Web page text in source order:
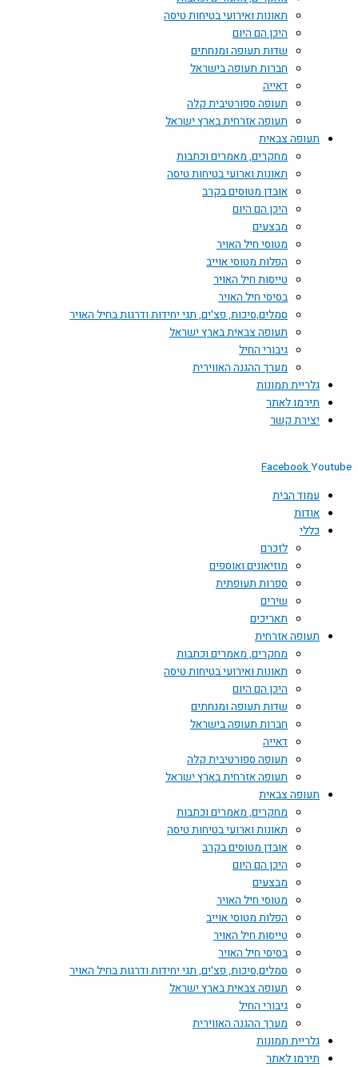
תאונות ואירועי בטיחות טיסה
היכן הם היום
שדות תעופה ומנחתים
חברות תעופה בישראל
דאייה
תעופה ספורטיבית קלה
תעופה אזרחית בארץ ישראל
תעופה צבאית
מחקרים, מאמרים וכתבות
תאונות וארועי בטיחות טיסה
אובדן מטוסים בקרב
היכן הם היום
מבצעים
מטוסי חיל האויר
הפלות מטוסי אוייב
טייסות חיל האויר
בסיסי חיל האויר
סמלים,סיכות, פצ'ים, תגי יחידות ודרגות בחיל האויר
תעופה צבאית בארץ ישראל
גיבורי החיל
מערך ההגנה האווירית
גלריית תמונות
תירמו לאתר
יצירת קשר
FacebookYoutube
עמוד הבית
אודות
כללי
לזכרם
מוזיאונים ואוספים
ספרות תעופתית
שירים
תאריכים
תעופה אזרחית
מחקרים, מאמרים וכתבות
תאונות ואירועי בטיחות טיסה
היכן הם היום
שדות תעופה ומנחתים
חברות תעופה בישראל
דאייה
תעופה ספורטיבית קלה
תעופה אזרחית בארץ ישראל
תעופה צבאית
מחקרים, מאמרים וכתבות
תאונות וארועי בטיחות טיסה
אובדן מטוסים בקרב
היכן הם היום
מבצעים
מטוסי חיל האויר
הפלות מטוסי אוייב
טייסות חיל האויר
בסיסי חיל האויר
סמלים,סיכות, פצ'ים, תגי יחידות ודרגות בחיל האויר
תעופה צבאית בארץ ישראל
גיבורי החיל
מערך ההגנה האווירית
גלריית תמונות
תירמו לאתר